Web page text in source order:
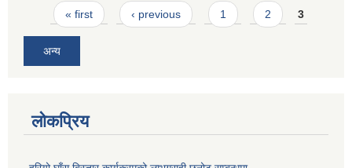
Pages
« first ‹ previous 1 2 3
अन्य
लोकप्रिय